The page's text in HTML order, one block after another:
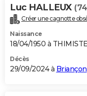
Bricolage
Lifestyle
Culture
Sport
Auto
Television
Voyage
Cinema
Luc HALLEUX
Créer une cagnotte
Naissance
18/04/1950 à
Décès
29/09/2024 à Briançon